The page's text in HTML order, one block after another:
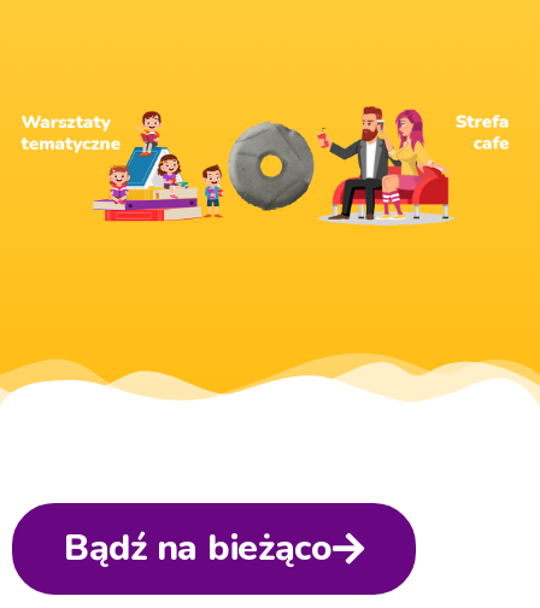
Odkryj inspirujące warsztaty
tematyczne, które zaangażują
dzieci w każdym wieku i
pobudzą ich kreatywność.
Strefa relaksu dla rodziców i
opiekunów – usiądź wygodnie,
wypij kawę i zjedz coś
smacznego, mając dziecko
cały czas na oku.
Bądź na bieżąco